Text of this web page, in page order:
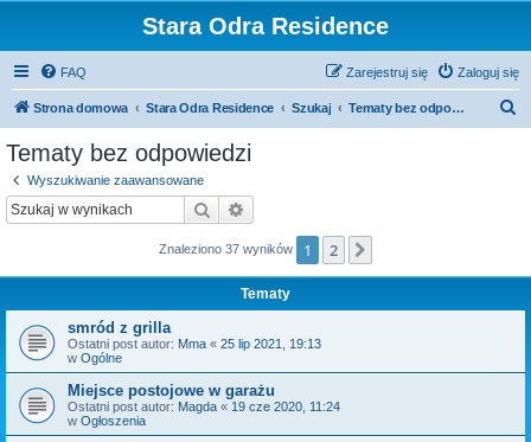
Stara Odra Residence
FAQ Zaloguj się
Zarejestruj się
Strona domowa Stara Odra Residence Szukaj Tematy bez odpowiedzi
Tematy bez odpowiedzi
Wyszukiwanie zaawansowane
Szukaj
Znaleziono 37 wyników 1 2
Tematy
smród z grilla
Ostatni post autor: Mma « 25 lip 2021, 19:13
w Ogólne
Miejsce postojowe w garażu
Ostatni post autor: Magda « 19 cze 2020, 11:24
w Ogłoszenia